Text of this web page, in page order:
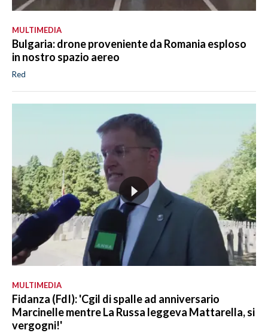
MULTIMEDIA
Bulgaria: drone proveniente da Romania esploso
in nostro spazio aereo
Red
MULTIMEDIA
Fidanza (FdI): 'Cgil di spalle ad anniversario
Marcinelle mentre La Russa leggeva Mattarella, si
vergogni!'